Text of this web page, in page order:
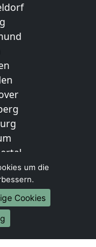
um die
Cookies